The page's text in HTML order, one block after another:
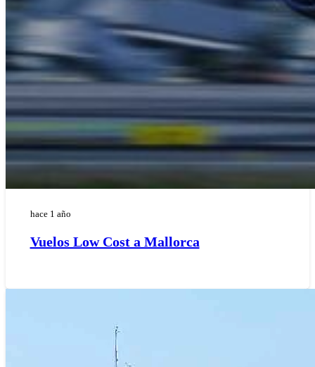
hace 1 año
Vuelos Low Cost a Mallorca